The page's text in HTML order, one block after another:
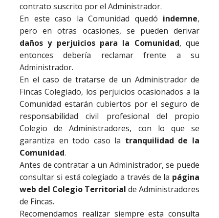
contrato suscrito por el Administrador.
En este caso la Comunidad quedó indemne,
pero en otras ocasiones, se pueden derivar
daños y perjuicios para la Comunidad, que
entonces debería reclamar frente a su
Administrador.
En el caso de tratarse de un Administrador de
Fincas Colegiado, los perjuicios ocasionados a la
Comunidad estarán cubiertos por el seguro de
responsabilidad civil profesional del propio
Colegio de Administradores, con lo que se
garantiza en todo caso la tranquilidad de la
Comunidad.
Antes de contratar a un Administrador, se puede
consultar si está colegiado a través de la página
web del Colegio Territorial de Administradores
de Fincas.
Recomendamos realizar siempre esta consulta